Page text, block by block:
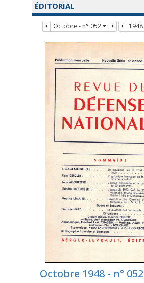
ÉDITORIAL
Octobre - n° 052 1948
Octobre 1948 - n° 052